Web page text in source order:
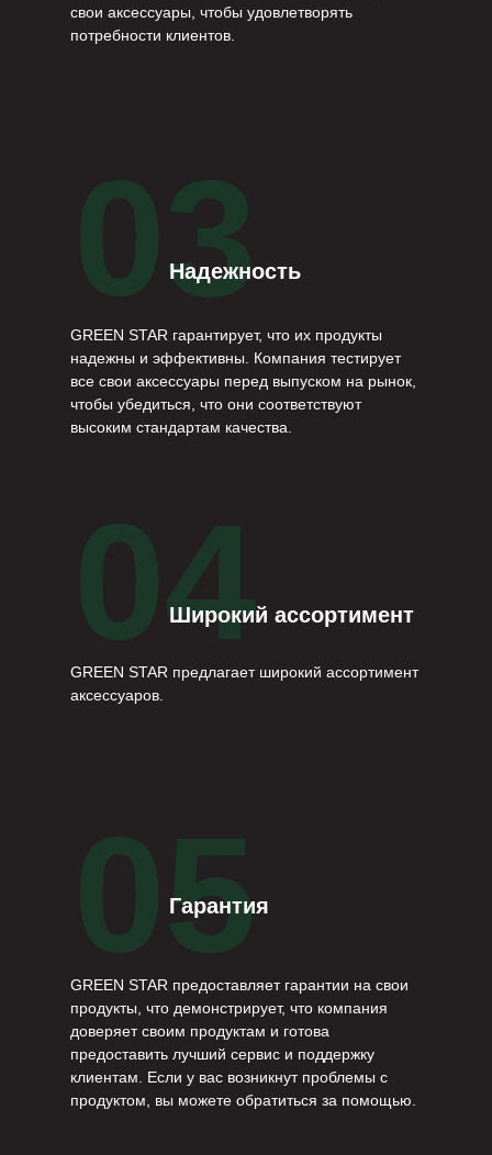
свои аксессуары, чтобы удовлетворять
потребности клиентов.
03
Надежность
GREEN STAR гарантирует, что их продукты
надежны и эффективны. Компания тестирует
все свои аксессуары перед выпуском на рынок,
чтобы убедиться, что они соответствуют
высоким стандартам качества.
04Широкий ассортимент
GREEN STAR предлагает широкий ассортимент
аксессуаров.
05
Гарантия
GREEN STAR предоставляет гарантии на свои
продукты, что демонстрирует, что компания
доверяет своим продуктам и готова
предоставить лучший сервис и поддержку
клиентам. Если у вас возникнут проблемы с
продуктом, вы можете обратиться за помощью.